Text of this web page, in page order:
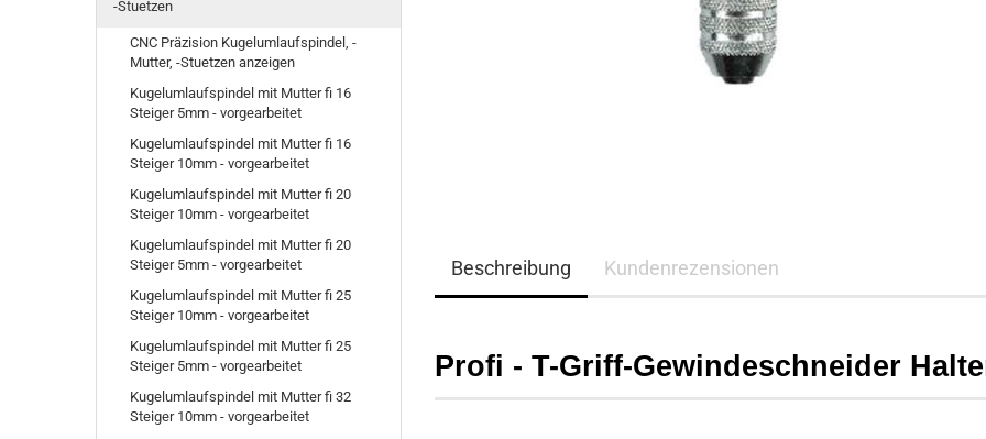
Beschreibung Kundenrezensionen
Profi - T-Griff-Gewindeschneider
-Stuetzen
CNC Präzision Kugelumlaufspindel, -
Mutter, -Stuetzen anzeigen
Kugelumlaufspindel mit Mutter fi 16
Steiger 5mm - vorgearbeitet
Kugelumlaufspindel mit Mutter fi 16
Steiger 10mm - vorgearbeitet
Kugelumlaufspindel mit Mutter fi 20
Steiger 10mm - vorgearbeitet
Kugelumlaufspindel mit Mutter fi 20
Steiger 5mm - vorgearbeitet
Kugelumlaufspindel mit Mutter fi 25
Steiger 10mm - vorgearbeitet
Kugelumlaufspindel mit Mutter fi 25
Steiger 5mm - vorgearbeitet
Kugelumlaufspindel mit Mutter fi 32
Steiger 10mm - vorgearbeitet